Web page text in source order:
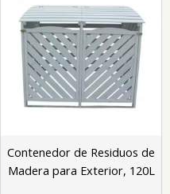
Contenedor de Residuos de
Madera para Exterior, 120L